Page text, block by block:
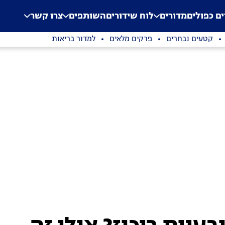
Application error: a
. כפוליםמדורים לוח שידוריםהשותפים צרו קשר
קטעים נבחרים פרקים מלאים למדור בריאות